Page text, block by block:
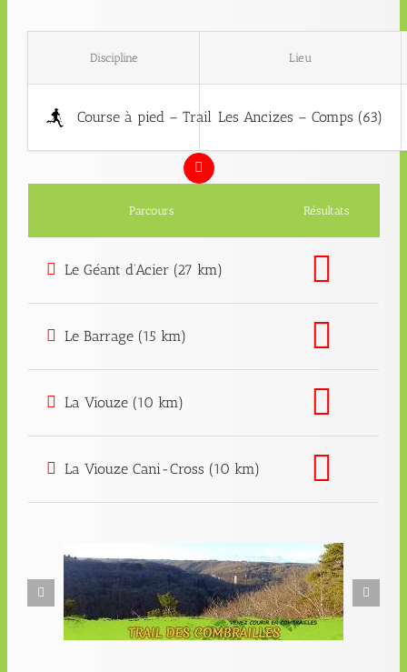
Discipline Lieu
Course à pied – Trail Les Ancizes – Comps (63)
Parcours Résultats
Le Géant d’Acier (27 km)
Le Barrage (15 km)
La Viouze (10 km)
La Viouze Cani-Cross (10 km)